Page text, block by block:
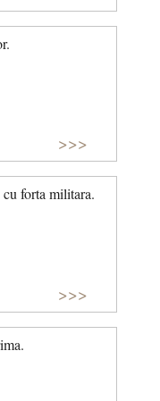
>>>
forta militara.
>>>